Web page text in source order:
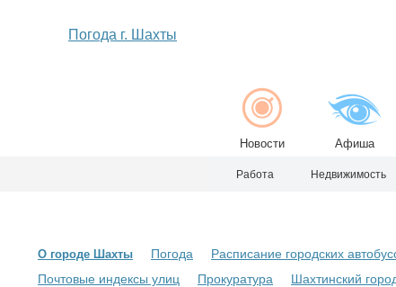
Погода г. Шахты
Новости Афиша
Работа Недвижимость
О городе Шахты Погода Расписание городских
Почтовые индексы улиц
Прокуратура Шахтинский